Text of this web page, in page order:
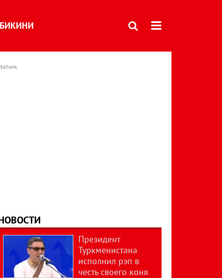
БИКИНИ
Президент
Туркменистана
исполнил рэп в
честь своего коня